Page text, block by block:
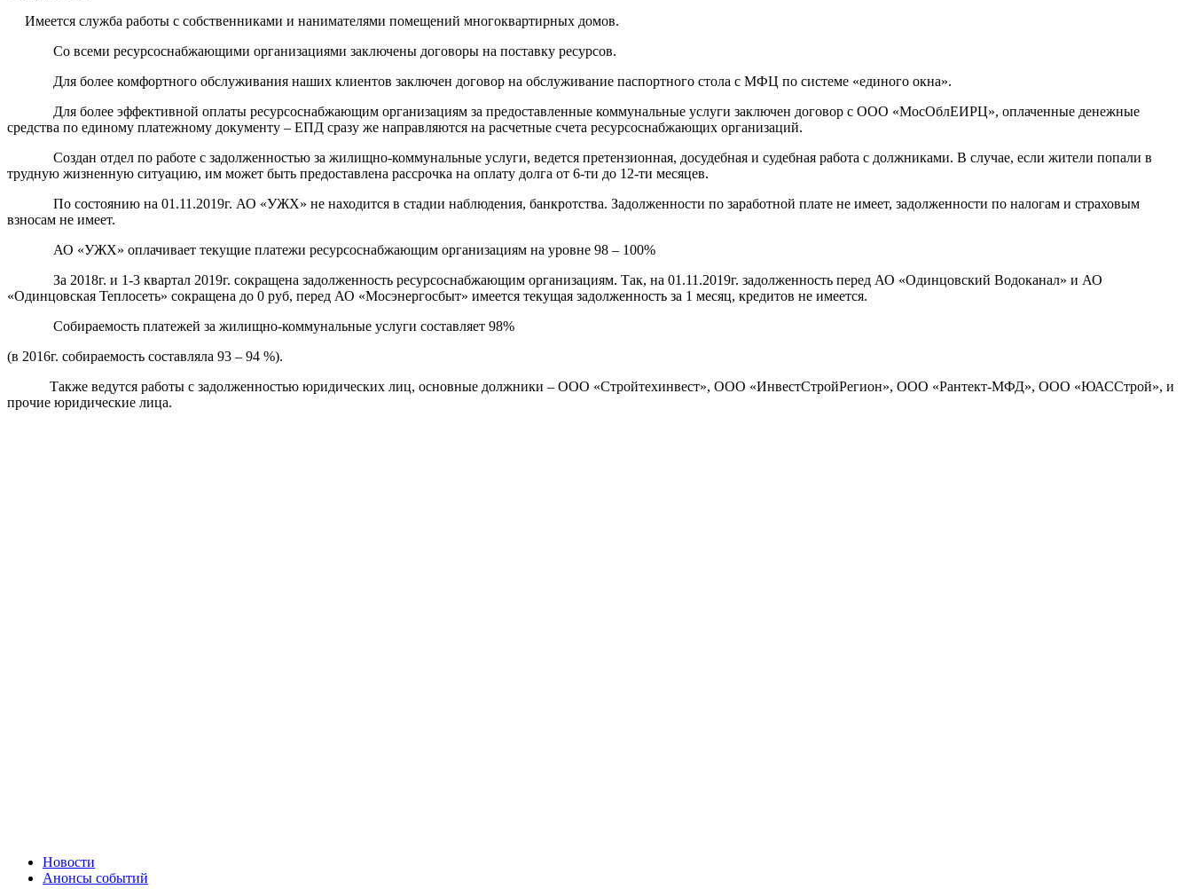
Имеется служба работы с собственниками и нанимателями помещений многоквартирных домов.
Со всеми ресурсоснабжающими организациями заключены договоры на поставку ресурсов.
Для более комфортного обслуживания наших клиентов заключен договор на обслуживание паспортного стола с МФЦ по системе «единого окна».
Для более эффективной оплаты ресурсоснабжающим организациям за предоставленные коммунальные услуги заключен договор с ООО «МосОблЕИРЦ», оплаченные денежные
средства по единому платежному документу – ЕПД сразу же направляются на расчетные счета ресурсоснабжающих организаций.
Создан отдел по работе с задолженностью за жилищно-коммунальные услуги, ведется претензионная, досудебная и судебная работа с должниками. В случае, если жители попали в
трудную жизненную ситуацию, им может быть предоставлена рассрочка на оплату долга от 6-ти до 12-ти месяцев.
По состоянию на 01.11.2019г. АО «УЖХ» не находится в стадии наблюдения, банкротства. Задолженности по заработной плате не имеет, задолженности по налогам и страховым
взносам не имеет.
АО «УЖХ» оплачивает текущие платежи ресурсоснабжающим организациям на уровне 98 – 100%
За 2018г. и 1-3 квартал 2019г. сокращена задолженность ресурсоснабжающим организациям. Так, на 01.11.2019г. задолженность перед АО «Одинцовский Водоканал» и АО
«Одинцовская Теплосеть» сокращена до 0 руб, перед АО «Мосэнергосбыт» имеется текущая задолженность за 1 месяц, кредитов не имеется.
Собираемость платежей за жилищно-коммунальные услуги составляет 98%
(в 2016г. собираемость составляла 93 – 94 %).
Также ведутся работы с задолженностью юридических лиц, основные должники – ООО «Стройтехинвест», ООО «ИнвестСтройРегион», ООО «Рантект-МФД», ООО «ЮАССтрой», и
прочие юридические лица.
Новости
Анонсы событий